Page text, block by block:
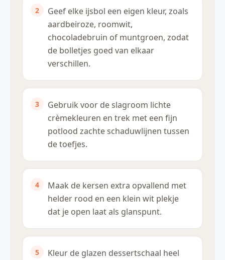
Geef elke ijsbol een eigen kleur, zoals
aardbeiroze, roomwit,
chocoladebruin of muntgroen, zodat
de bolletjes goed van elkaar
verschillen.
Gebruik voor de slagroom lichte
crèmekleuren en trek met een fijn
potlood zachte schaduwlijnen tussen
de toefjes.
Maak de kersen extra opvallend met
helder rood en een klein wit plekje
dat je open laat als glanspunt.
Kleur de glazen dessertschaal heel